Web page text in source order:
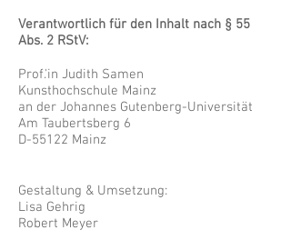
Verantwortlich für den Inhalt nach § 55
Abs. 2 RStV:
Prof.'in Judith Samen
Kunsthochschule Mainz
an der Johannes Gutenberg-Universität
Am Taubertsberg 6
D-55122 Mainz
Gestaltung & Umsetzung:
Lisa Gehrig
Robert Meyer